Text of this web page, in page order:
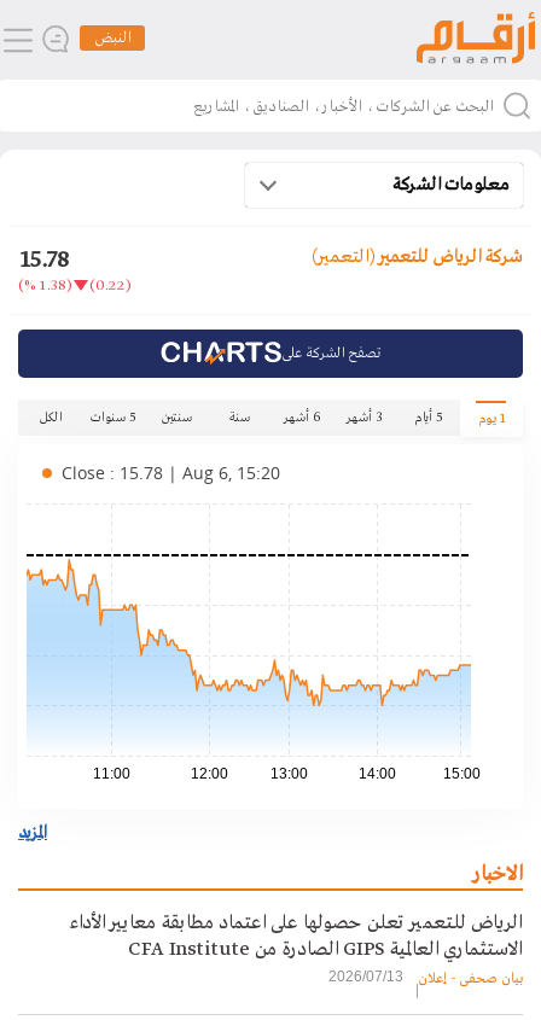
النبض
معلومات الشركة
شركة الرياض للتعمير(التعمير) 15.78
(0.22)
(1.38 %)
تصفح الشركة على
1 يوم 5 أيام 3 أشهر 6 أشهر سنة سنتين 5 سنوات الكل
11:00 12:00 13:00 14:00 15:00
Close : 15.78 | Aug 6, 15:20
المزيد
الاخبار
الرياض للتعمير تعلن حصولها على اعتماد مطابقة معايير الأداء
الاستثماري العالمية GIPS الصادرة من CFA Institute
بيان صحفي - إعلان 2026/07/13